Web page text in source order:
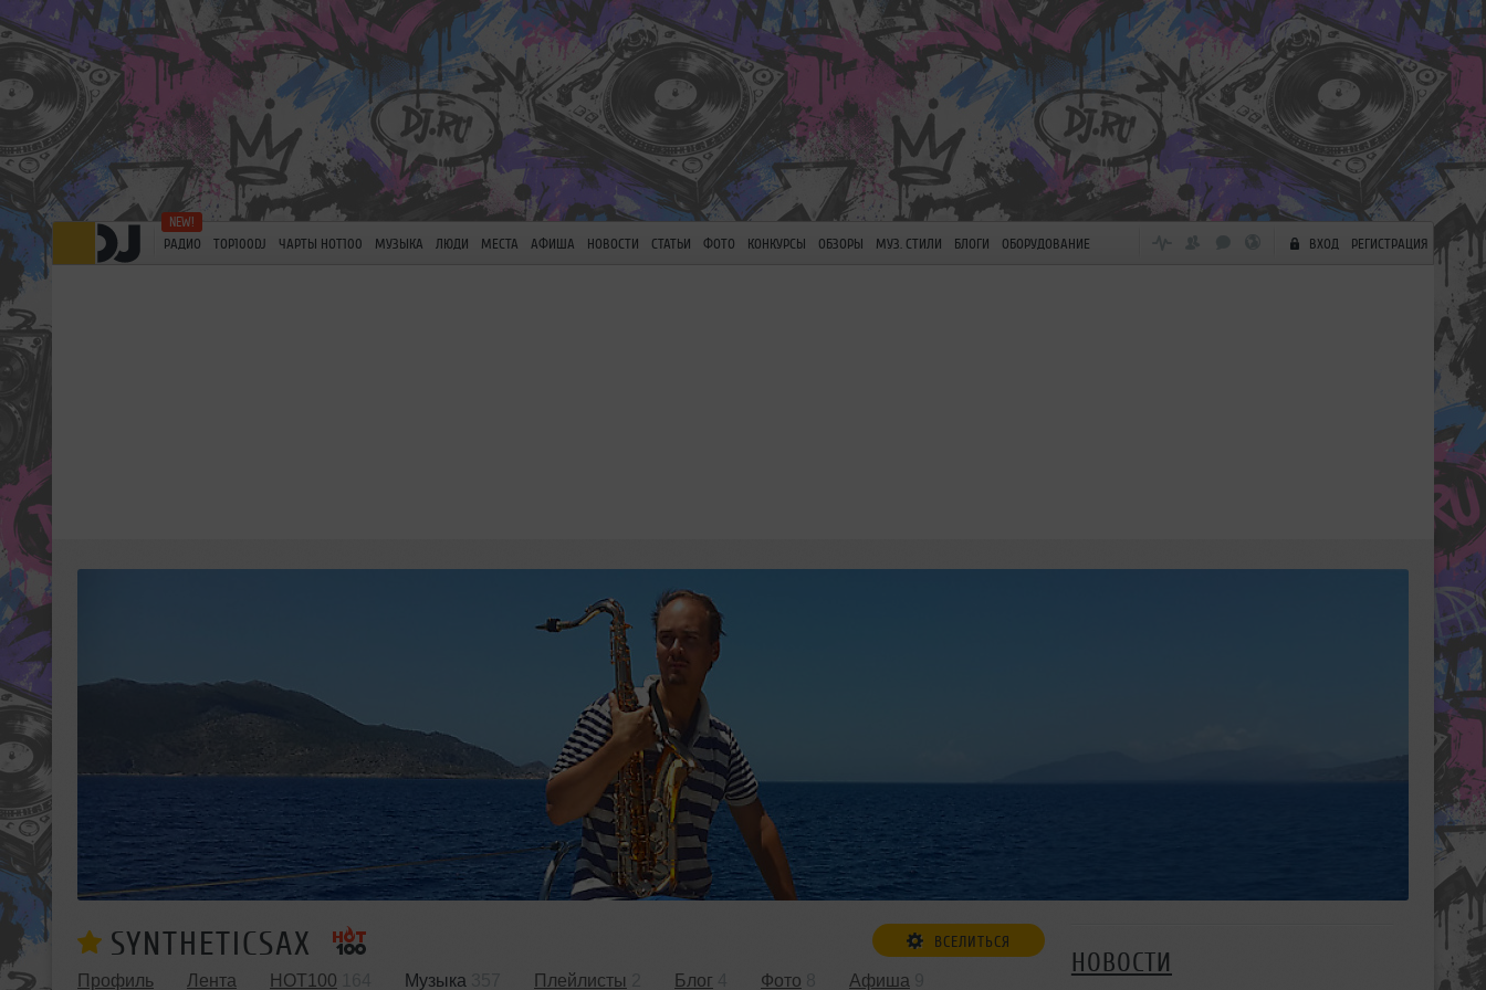
РАДИО TOP100DJ ЧАРТЫ HOT100 МУЗЫКА ЛЮДИ МЕСТА АФИША НОВОСТИ СТАТЬИ ФОТО КОНКУРСЫ ОБЗОРЫ МУЗ. СТИЛИ БЛОГИ ОБОРУДОВАНИЕ ВХОД РЕГИСТРАЦИЯ
SYNTHETICSAX ВСЕЛИТЬСЯ
Профиль Лента HOT100 Музыка Плейлисты Блог Фото Афиша
НОВОСТИ